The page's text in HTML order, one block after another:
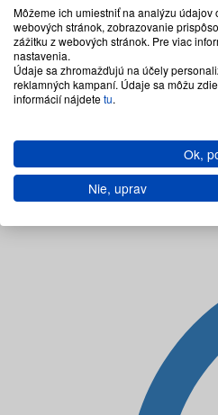
Môžeme ich umiestniť na analýzu
webových stránok, zobrazovanie
zážitku z webových stránok. Pre viac
nastavenia.
Údaje sa zhromažďujú na účely
reklamných kampaní. Údaje sa môžu
informácií nájdetetu.
Ok,
Nie, uprav